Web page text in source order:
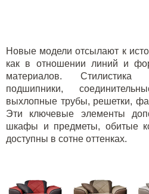
Новые модели отсылают к
как в отношении линий и
материалов. Стилистика
подшипники,
выхлопные трубы, решетки,
Эти ключевые элементы
шкафы и предметы, обитые
доступны в сотне оттенках.